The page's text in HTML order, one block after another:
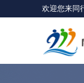
欢迎您来同